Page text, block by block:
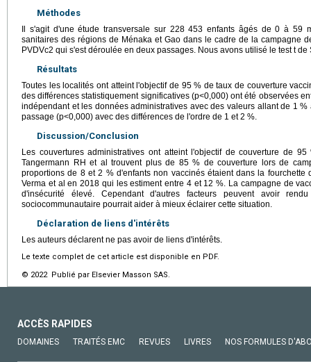
Méthodes
Il s'agit d'une étude transversale sur 228 453 enfants âgés de 0 à 59
sanitaires des régions de Ménaka et Gao dans le cadre de la campagne
PVDVc2 qui s'est déroulée en deux passages. Nous avons utilisé le test t
Résultats
Toutes les localités ont atteint l'objectif de 95 % de taux de couverture
des différences statistiquement significatives (p<0,000) ont été observées
indépendant et les données administratives avec des valeurs allant de 1
passage (p<0,000) avec des différences de l'ordre de 1 et 2 %.
Discussion/Conclusion
Les couvertures administratives ont atteint l'objectif de couverture de
Tangermann RH et al trouvent plus de 85 % de couverture lors de
proportions de 8 et 2 % d'enfants non vaccinés étaient dans la
Verma et al en 2018 qui les estiment entre 4 et 12 %. La campagne de
d'insécurité élevé. Cependant d'autres facteurs peuvent avoir
sociocommunautaire pourrait aider à mieux éclairer cette situation.
Déclaration de liens d'intérêts
Les auteurs déclarent ne pas avoir de liens d'intérêts.
Le texte complet de cet article est disponible en PDF.
© 2022 Publié par Elsevier Masson SAS.
ACCÈS RAPIDES
DOMAINES TRAITÉS EMC REVUES LIVRES NOS FORMULES